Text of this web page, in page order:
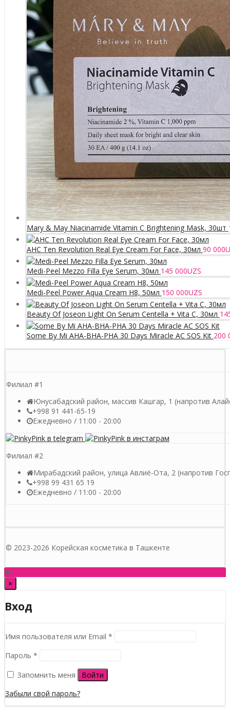
Mary & May Niacinamide Vitamin C Brightening Mask, 30шт
AHC Ten Revolution Real Eye Cream For Face, 30мл 90 000
Medi-Peel Mezzo Filla Eye Serum, 30мл 145 000UZS
Medi-Peel Power Aqua Cream H8, 50мл 150 000UZS
Beauty Of Joseon Light On Serum Centella + Vita C, 30мл
Some By Mi AHA-BHA-PHA 30 Days Miracle AC SOS Kit 200
Филиал #1
Юнусабадский район, массив Кашгар, 1 (напротив
+998 91 441-65-19
Ежедневно / 11:00 - 20:00
Филиал #2
Мирабадский район, улица Авлиё-Ота, 2 (напротив
+998 99 431 65 19
Ежедневно / 11:00 - 20:00
© 2023-2026 Корейская косметика в Ташкенте
×
Вход
Имя пользователя или Email *
Пароль *
Запомнить меня
Войти
Забыли свой пароль?